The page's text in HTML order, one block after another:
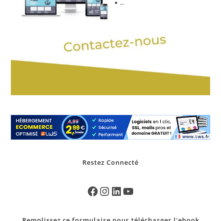
Restez Connecté